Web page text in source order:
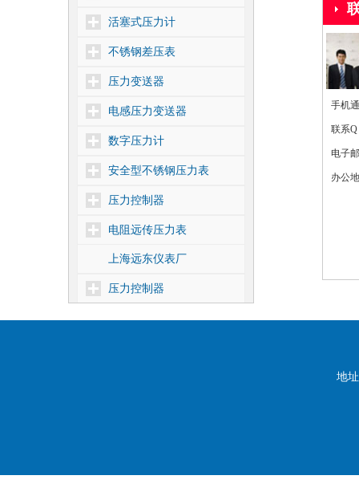
活塞式压力计
不锈钢差压表
压力变送器
电感压力变送器
数字压力计
安全型不锈钢压力表
压力控制器
电阻远传压力表
上海远东仪表厂
压力控制器
差压控制器
手机
联系
电子
办公
地